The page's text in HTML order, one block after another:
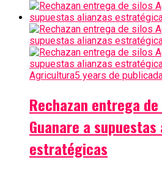
Agricultura5 years de
Rechazan entrega
Guanare a supuestas
estratégicas